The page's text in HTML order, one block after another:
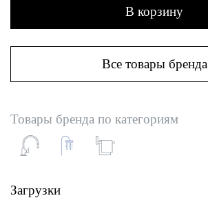
В корзину
Все товары бренда
Товары бренда по категориям
Загрузки